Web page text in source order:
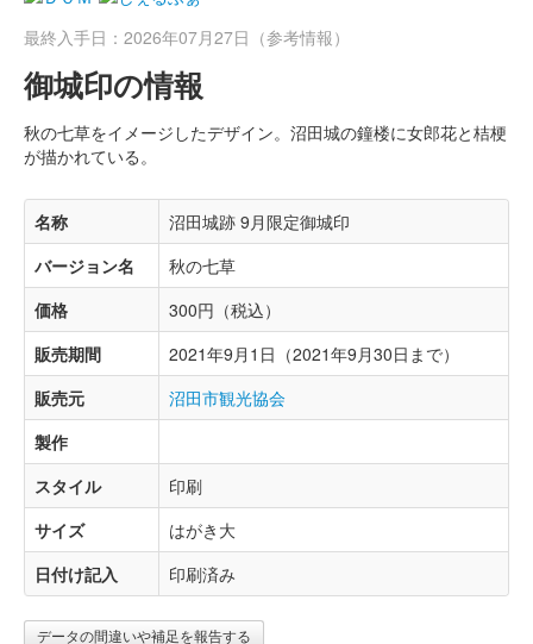
最終入手日：2026年07月27日（参考情報）
御城印の情報
秋の七草をイメージしたデザイン。沼田城の鐘楼に女郎花と桔梗
が描かれている。
名称
沼田城跡 9月限定御城印
バージョン名
秋の七草
価格
300円（税込）
販売期間
2021年9月1日（2021年9月30日まで）
販売元
沼田市観光協会
製作
スタイル
印刷
サイズ
はがき大
日付け記入
印刷済み
データの間違いや補足を報告する